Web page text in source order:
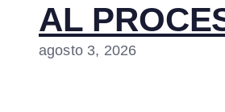
AL
agosto 3, 2026